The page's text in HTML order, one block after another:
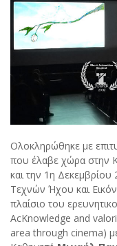
Ολοκληρώθηκε με
που έλαβε χώρα στην
και την 1η
Τεχνών Ήχου και
πλαίσιο του
AcKnowledge and
area through cinema)